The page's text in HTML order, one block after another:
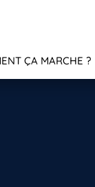
ÇA MARCHE ?